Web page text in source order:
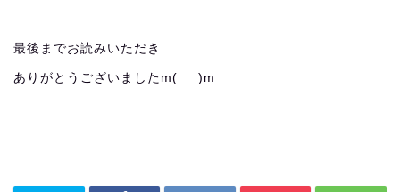
最後までお読みいただき
ありがとうございましたm(_ _)m